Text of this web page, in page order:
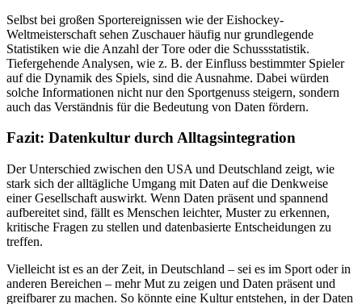
Selbst bei großen Sportereignissen wie der Eishockey-
Weltmeisterschaft sehen Zuschauer häufig nur grundlegende
Statistiken wie die Anzahl der Tore oder die Schussstatistik.
Tiefergehende Analysen, wie z. B. der Einfluss bestimmter Spieler
auf die Dynamik des Spiels, sind die Ausnahme. Dabei würden
solche Informationen nicht nur den Sportgenuss steigern, sondern
auch das Verständnis für die Bedeutung von Daten fördern.
Fazit: Datenkultur durch Alltagsintegration
Der Unterschied zwischen den USA und Deutschland zeigt, wie
stark sich der alltägliche Umgang mit Daten auf die Denkweise
einer Gesellschaft auswirkt. Wenn Daten präsent und spannend
aufbereitet sind, fällt es Menschen leichter, Muster zu erkennen,
kritische Fragen zu stellen und datenbasierte Entscheidungen zu
treffen.
Vielleicht ist es an der Zeit, in Deutschland – sei es im Sport oder in
anderen Bereichen – mehr Mut zu zeigen und Daten präsent und
greifbarer zu machen. So könnte eine Kultur entstehen, in der Daten